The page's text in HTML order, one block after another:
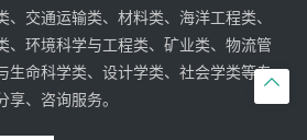

、交通运输类、材料类、海洋工程类、
、环境科学与工程类、矿业类、物流管
生命科学类、设计学类、社会学类等专
享、咨询服务。